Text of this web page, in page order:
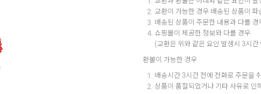
교환이 가능한 경우 배송된 상품이 파
배송된 상품이 주문한 내용과 다를 경
쇼핑몰이 제공한 정보와 다를 경우.
(교환은 위와 같은 요인 발생시 3시간
환불이 가능한 경우
배송시간 3시간 전에 전화로 주문을
상품이 품절되었거나 기타 사유로 인